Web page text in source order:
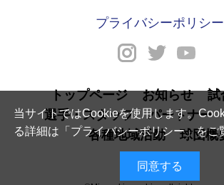
当サイトではCookieを使用します。
る詳細は「 プライバシーポリシー」をご
同意する
プライバシーポリシー
トップページ お知らせ
試
選手・スタッフ
パートナー
各種地域活動
球団概